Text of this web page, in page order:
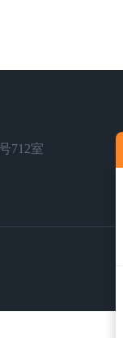
712室